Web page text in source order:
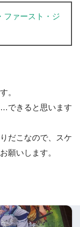
ファースト・ジ
。
できると思います
だこなので、スケ
願いします。